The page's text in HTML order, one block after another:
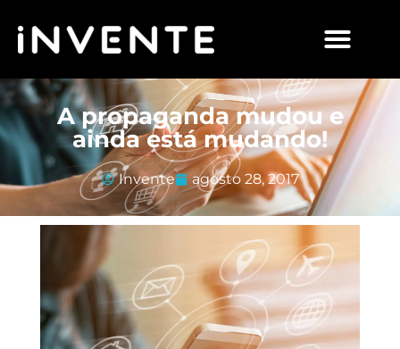
A propaganda mudou e
ainda está mudando!
Invente agosto 28, 2017